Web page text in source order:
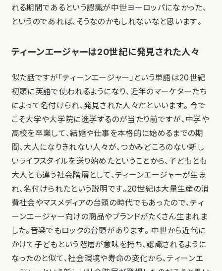
れる期間であるという認識が中世ヨーロッパになかった、
というのであれば、そうなのかもしれないなと思います。
ティーンエージャーは20世紀に発見された人々
似た話ですが「ティーンエージャー」という単語は20世紀
初頭に英語で使われるようになり、近年のマーケターたち
によって名付けられ、発見された人々だといいます。 今で
こそ大学や大学院に進学するのが当たり前ですが、中学や
高校を卒業して、結婚や仕事を本格的に始めるまでの期
間、大人になりきれない人々が、つかみどころのない新し
いライフスタイルを送り始めたということから、子どもとも
大人とも違う社会階層として、ティーンエージャーが生ま
れ、名付けられたという説明です。20世紀は大量生産の消
費社会やマスメディアの台頭の時代でもあったので、ティ
ーンエージャー向けの商品やブランドがたくさん生まれま
した。音楽でもロックの台頭があります。 中世から近代に
かけて子どもという階層が意味を持ち、認識されるように
なったのと似て、社会環境や寿命の変化から、ティーンエ